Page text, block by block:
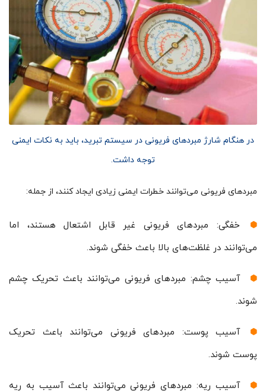
در هنگام شارژ مبردهای فریونی در سیستم تبرید، باید به نکات ایمنی
توجه داشت.
مبردهای فریونی می‌توانند خطرات ایمنی زیادی ایجاد کنند، از جمله:
خفگی: مبردهای فریونی غیر قابل اشتعال هستند، اما
می‌توانند در غلظت‌های بالا باعث خفگی شوند.
آسیب چشم: مبردهای فریونی می‌توانند باعث تحریک چشم
شوند.
آسیب پوست: مبردهای فریونی می‌توانند باعث تحریک
پوست شوند.
آسیب ریه: مبردهای فریونی می‌توانند باعث آسیب به ریه